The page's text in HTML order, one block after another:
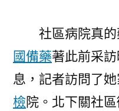
社區病院真
國備藥著此前采
息，記者訪問了
檢院。北下關社